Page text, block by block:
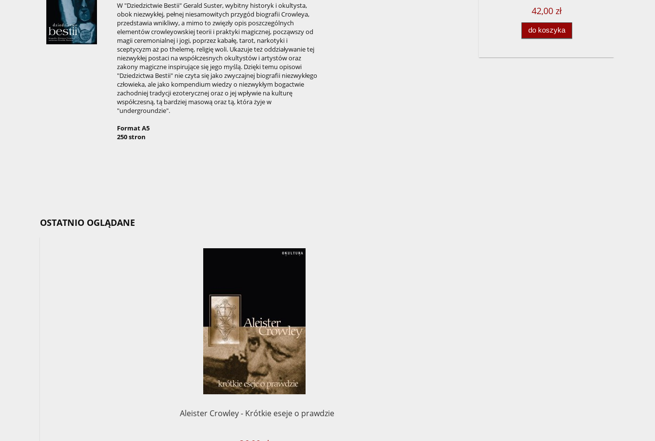
W "Dziedzictwie Bestii" Gerald Suster, wybitny historyk i okultysta,
obok niezwykłej, pełnej niesamowitych przygód biografii Crowleya,
przedstawia wnikliwy, a mimo to zwięzły opis poszczególnych
elementów crowleyowskiej teorii i praktyki magicznej, począwszy od
magii ceremonialnej i jogi, poprzez kabałę, tarot, narkotyki i
sceptycyzm aż po thelemę, religię woli. Ukazuje też oddziaływanie tej
niezwykłej postaci na współczesnych okultystów i artystów oraz
zakony magiczne inspirujące się jego myślą. Dzięki temu opisowi
"Dziedzictwa Bestii" nie czyta się jako zwyczajnej biografii niezwykłego
człowieka, ale jako kompendium wiedzy o niezwykłym bogactwie
zachodniej tradycji ezoterycznej oraz o jej wpływie na kulturę
współczesną, tą bardziej masową oraz tą, która żyje w
"undergroundzie".
Format A5
250 stron
OSTATNIO OGLĄDANE
Aleister Crowley - Krótkie eseje o prawdzie
42,00 zł
do koszyka